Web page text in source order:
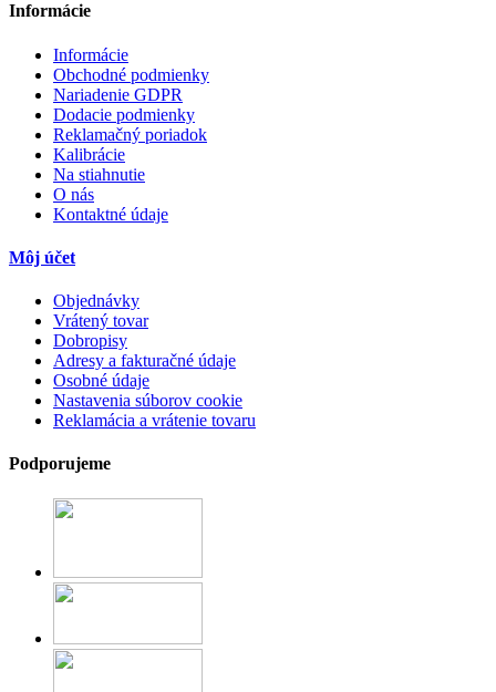
Informácie
Informácie
Obchodné podmienky
Nariadenie GDPR
Dodacie podmienky
Reklamačný poriadok
Kalibrácie
Na stiahnutie
O nás
Kontaktné údaje
Môj účet
Objednávky
Vrátený tovar
Dobropisy
Adresy a fakturačné údaje
Osobné údaje
Nastavenia súborov cookie
Reklamácia a vrátenie tovaru
Podporujeme